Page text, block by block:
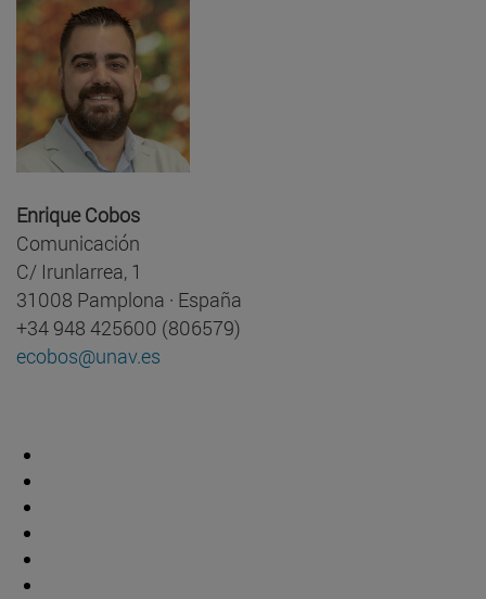
Enrique Cobos
Comunicación
C/ Irunlarrea, 1
31008 Pamplona · España
+34 948 425600 (806579)
ecobos@unav.es